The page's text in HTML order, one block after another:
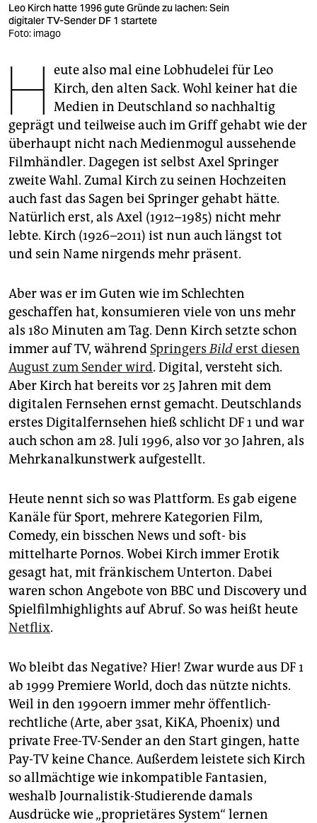
shop
fragen & hilfe
unterstützen
genossenschaft
epaper login
Leo Kirch hatte 1996 gute Gründe zu lachen: Sein
digitaler TV-Sender DF 1 startete
Foto: imago
H eute also mal eine Lobhudelei für Leo
Kirch, den alten Sack. Wohl keiner hat die
Medien in Deutschland so nachhaltig
geprägt und teilweise auch im Griff gehabt wie der
überhaupt nicht nach Medienmogul aussehende
Filmhändler. Dagegen ist selbst Axel Springer
zweite Wahl. Zumal Kirch zu seinen Hochzeiten
auch fast das Sagen bei Springer gehabt hätte.
Natürlich erst, als Axel (1912–1985) nicht mehr
lebte. Kirch (1926–2011) ist nun auch längst tot
und sein Name nirgends mehr präsent.
Aber was er im Guten wie im Schlechten
geschaffen hat, konsumieren viele von uns mehr
als 180 Minuten am Tag. Denn Kirch setzte schon
immer auf TV, während SpringersBilderst diesen
August zum Sender wird. Digital, versteht sich.
Aber Kirch hat bereits vor 25 Jahren mit dem
digitalen Fernsehen ernst gemacht. Deutschlands
erstes Digitalfernsehen hieß schlicht DF 1 und war
auch schon am 28. Juli 1996, also vor 30 Jahren, als
Mehrkanalkunstwerk aufgestellt.
Heute nennt sich so was Plattform. Es gab eigene
Kanäle für Sport, mehrere Kategorien Film,
Comedy, ein bisschen News und soft- bis
mittelharte Pornos. Wobei Kirch immer Erotik
gesagt hat, mit fränkischem Unterton. Dabei
waren schon Angebote von BBC und Discovery und
Spielfilmhighlights auf Abruf. So was heißt heute
Netflix.
Wo bleibt das Negative? Hier! Zwar wurde aus DF 1
ab 1999 Premiere World, doch das nützte nichts.
Weil in den 1990ern immer mehr öffentlich-
rechtliche (Arte, aber 3sat, KiKA, Phoenix) und
private Free-TV-Sender an den Start gingen, hatte
Pay-TV keine Chance. Außerdem leistete sich Kirch
so allmächtige wie inkompatible Fantasien,
weshalb Journalistik-Studierende damals
Ausdrücke wie „proprietäres System“ lernen